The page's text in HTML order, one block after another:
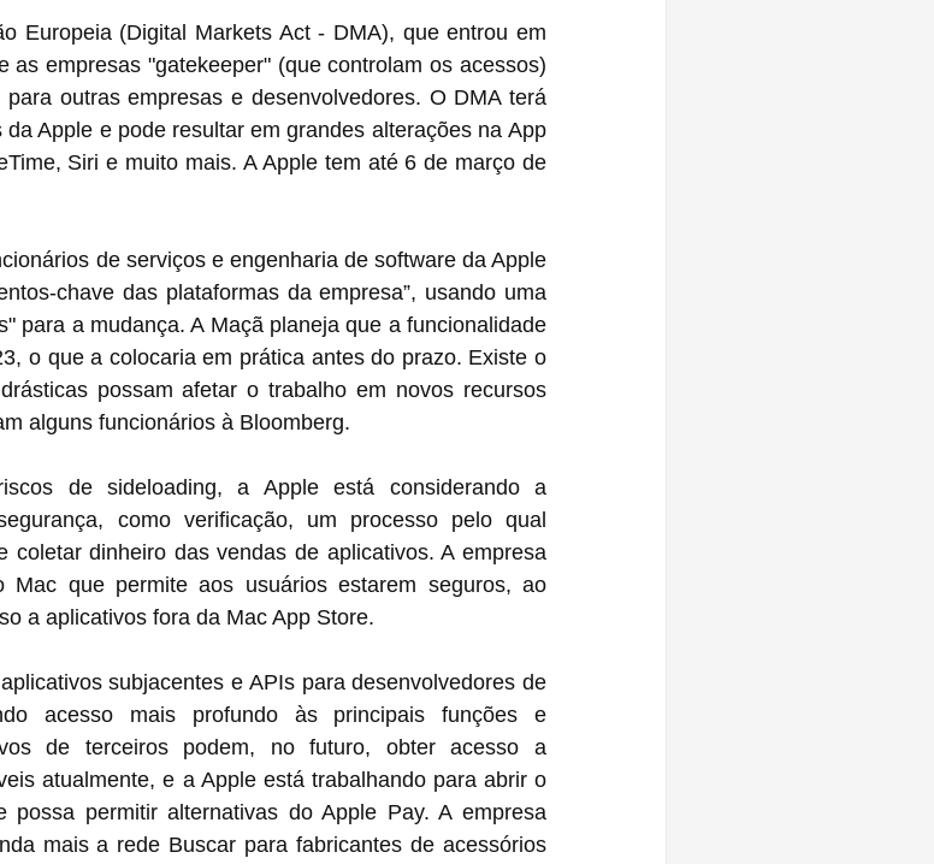
Europeia (Digital Markets Act - DMA), que entrou em
para outras empresas e desenvolvedores. O DMA terá
Apple e pode resultar em grandes alterações na ‌App
de serviços e engenharia de software da Apple
chave das plataformas da empresa”, usando uma
para a mudança. A Maçã planeja que a funcionalidade
o que a colocaria em prática antes do prazo. Existe o
possam afetar o trabalho em novos recursos
alguns funcionários à Bloomberg.
de sideloading, a Apple está considerando a
como verificação, um processo pelo qual
coletar dinheiro das vendas de aplicativos. A empresa
que permite aos usuários estarem seguros, ao
a aplicativos fora da Mac App Store.
subjacentes e APIs para desenvolvedores de
acesso mais profundo às principais funções e
de terceiros podem, no futuro, obter acesso a
atualmente, e a Apple está trabalhando para abrir o
permitir alternativas do Apple Pay. A empresa
mais a rede Buscar para fabricantes de acessórios